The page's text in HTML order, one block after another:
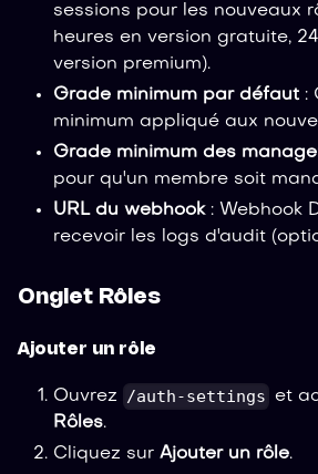
sessions pour les nouveaux
heures en version gratuite,
version premium).
Grade minimum par défaut :
minimum appliqué aux
Grade minimum des
pour qu'un membre soit
URL du webhook: Webhook
recevoir les logs d'audit
Onglet Rôles
Ajouter un rôle
Ouvrez /auth-settings et
Rôles.
Cliquez sur Ajouter un rôle.